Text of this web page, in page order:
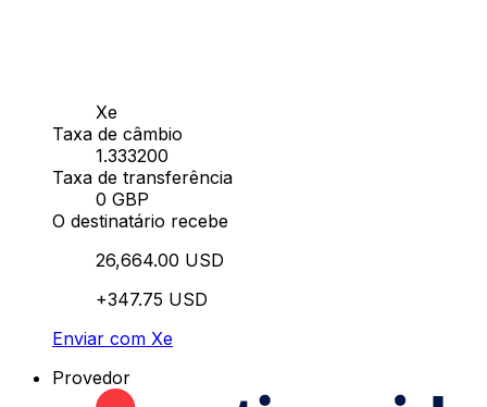
Xe
Taxa de câmbio
1.333200
Taxa de transferência
0 GBP
O destinatário recebe
26,664.00 USD
+347.75 USD
Enviar com Xe
Provedor